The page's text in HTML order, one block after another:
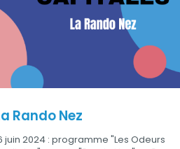
Rando Nez
juin 2024 : programme "Les Odeurs